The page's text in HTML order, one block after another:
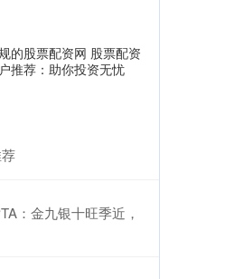
的股票配资网 股票配资
推荐：助你投资无忧
：金九银十旺季近，